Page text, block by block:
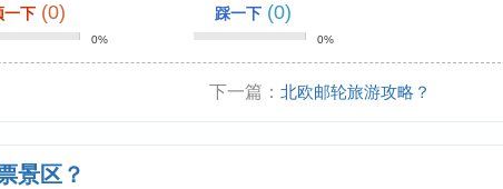
一下 (0)
0%
踩一下 (0)
0%
下一篇：北欧邮轮旅游攻略？
景区？